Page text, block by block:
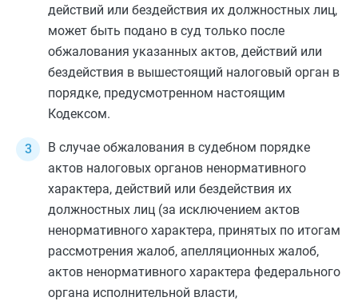
действий или бездействия их должностных лиц,
может быть подано в суд только после
обжалования указанных актов, действий или
бездействия в вышестоящий налоговый орган в
порядке, предусмотренном настоящим
Кодексом.
В случае обжалования в судебном порядке
актов налоговых органов ненормативного
характера, действий или бездействия их
должностных лиц (за исключением актов
ненормативного характера, принятых по итогам
рассмотрения жалоб, апелляционных жалоб,
актов ненормативного характера федерального
органа исполнительной власти,